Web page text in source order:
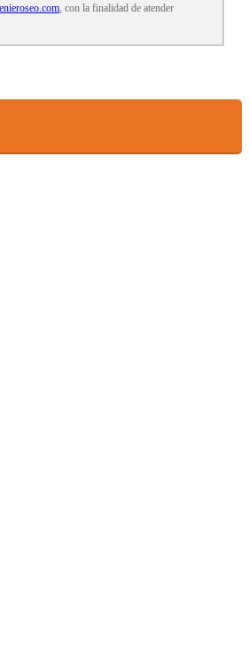
, con la finalidad de atender